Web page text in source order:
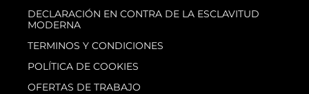
DECLARACIÓN EN CONTRA DE LA ESCLAVITUD
MODERNA
TERMINOS Y CONDICIONES
POLÍTICA DE COOKIES
OFERTAS DE TRABAJO